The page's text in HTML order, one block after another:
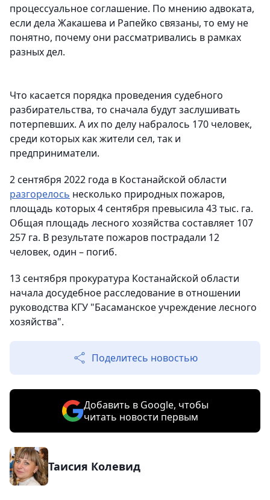
процессуальное соглашение. По мнению адвоката,
если дела Жакашева и Рапейко связаны, то ему не
понятно, почему они рассматривались в рамках
разных дел.
Что касается порядка проведения судебного
разбирательства, то сначала будут заслушивать
потерпевших. А их по делу набралось 170 человек,
среди которых как жители сел, так и
предприниматели.
2 сентября 2022 года в Костанайской области
разгорелось несколько природных пожаров,
площадь которых 4 сентября превысила 43 тыс. га.
Общая площадь лесного хозяйства составляет 107
257 га. В результате пожаров пострадали 12
человек, один – погиб.
13 сентября прокуратура Костанайской области
начала досудебное расследование в отношении
руководства КГУ "Басаманское учреждение лесного
хозяйства".
Поделитесь новостью
Добавить в Google, чтобы
читать новости первым
Таисия Колевид